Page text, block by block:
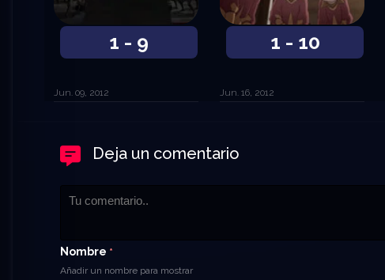
1 - 9
Jun. 09, 2012
1 - 10
Jun. 16, 2012
Deja un comentario
Nombre *
Añadir un nombre para mostrar